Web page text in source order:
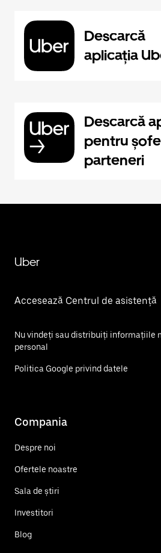
Descarcă
aplicația
Descarcă
pentru
parteneri
Uber
Accesează Centrul de asistență
Nu vindeți sau distribuiți informațiile
personal
Politica Google privind datele
Compania
Despre noi
Ofertele noastre
Sala de știri
Investitori
Blog